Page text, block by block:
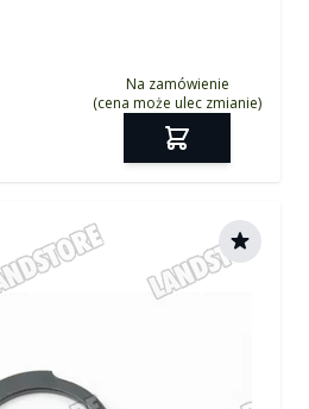
Na zamówienie
(cena może ulec zmianie)